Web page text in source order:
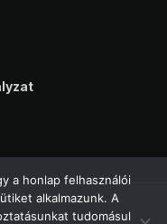
a honlap felhasználói
alkalmazunk. A
tudomásul